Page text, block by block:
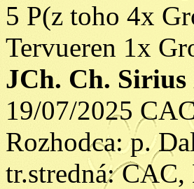
5 P(z toho 4x
Tervueren 1x
JCh. Ch. Sirius
19/07/2025
Rozhodca: p.
tr.stredná: